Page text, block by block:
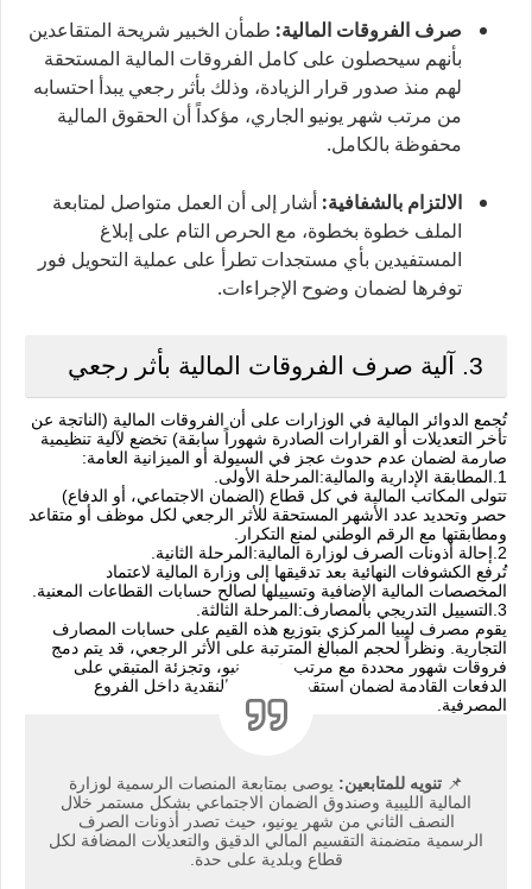
صرف الفروقات المالية: طمأن الخبير شريحة المتقاعدين
بأنهم سيحصلون على كامل الفروقات المالية المستحقة
لهم منذ صدور قرار الزيادة، وذلك بأثر رجعي يبدأ احتسابه
من مرتب شهر يونيو الجاري، مؤكداً أن الحقوق المالية
محفوظة بالكامل.
الالتزام بالشفافية: أشار إلى أن العمل متواصل لمتابعة
الملف خطوة بخطوة، مع الحرص التام على إبلاغ
المستفيدين بأي مستجدات تطرأ على عملية التحويل فور
توفرها لضمان وضوح الإجراءات.
3. آلية صرف الفروقات المالية بأثر رجعي
تُجمع الدوائر المالية في الوزارات على أن الفروقات المالية (الناتجة عن
تأخر التعديلات أو القرارات الصادرة شهوراً سابقة) تخضع لآلية تنظيمية
صارمة لضمان عدم حدوث عجز في السيولة أو الميزانية العامة:
‫1. المطابقة الإدارية والمالية:‏المرحلة الأولى.
تتولى المكاتب المالية في كل قطاع (الضمان الاجتماعي، أو الدفاع)
حصر وتحديد عدد الأشهر المستحقة للأثر الرجعي لكل موظف أو متقاعد
ومطابقتها مع الرقم الوطني لمنع التكرار.
‫2. إحالة أذونات الصرف لوزارة المالية:‏المرحلة الثانية.
تُرفع الكشوفات النهائية بعد تدقيقها إلى وزارة المالية لاعتماد
المخصصات المالية الإضافية وتسييلها لصالح حسابات القطاعات المعنية.
‫3. التسييل التدريجي بالمصارف:‏المرحلة الثالثة.
يقوم مصرف ليبيا المركزي بتوزيع هذه القيم على حسابات المصارف
التجارية. ونظراً لحجم المبالغ المترتبة على الأثر الرجعي، قد يتم دمج
فروقات شهور محددة مع مرتب شهر يونيو، وتجزئة المتبقي على
الدفعات القادمة لضمان استقرار السيولة النقدية داخل الفروع
المصرفية.
📌 تنويه للمتابعين: يوصى بمتابعة المنصات الرسمية لوزارة
المالية الليبية وصندوق الضمان الاجتماعي بشكل مستمر خلال
النصف الثاني من شهر يونيو، حيث تصدر أذونات الصرف
الرسمية متضمنة التقسيم المالي الدقيق والتعديلات المضافة لكل
قطاع وبلدية على حدة.